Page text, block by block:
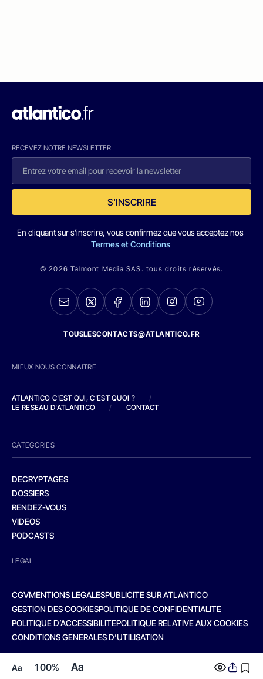
Aa 100% Aa
RECEVEZ NOTRE NEWSLETTER
S'INSCRIRE
En cliquant sur s'inscrire, vous confirmez que vous acceptez nos
Termes et Conditions
© 2026 Talmont Media SAS. tous droits réservés.
TOUSLESCONTACTS@ATLANTICO.FR
MIEUX NOUS CONNAITRE
ATLANTICO C'EST QUI, C'EST QUOI ?
/
LE RESEAU D'ATLANTICO
/ CONTACT
CATEGORIES
DECRYPTAGES
DOSSIERS
RENDEZ-VOUS
VIDEOS
PODCASTS
LEGAL
CGVMENTIONS LEGALESPUBLICITE SUR ATLANTICO
GESTION DES COOKIESPOLITIQUE DE CONFIDENTIALITE
POLITIQUE D’ACCESSIBILITEPOLITIQUE RELATIVE AUX COOKIES
CONDITIONS GENERALES D’UTILISATION